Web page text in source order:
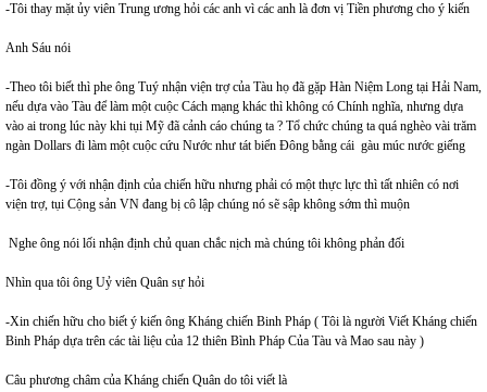
-Tôi thay mặt ủy viên Trung ương hỏi các anh vì các anh là đơn vị Tiền phương cho ý kiến
Anh Sáu nói
-Theo tôi biết thì phe ông Tuý nhận viện trợ của Tàu họ đã gặp Hàn Niệm Long tại Hải Nam,
nếu dựa vào Tàu để làm một cuộc Cách mạng khác thì không có Chính nghĩa, nhưng dựa
vào ai trong lúc này khi tụi Mỹ đã cảnh cáo chúng ta ? Tổ chức chúng ta quá nghèo vài trăm
ngàn Dollars đi làm một cuộc cứu Nước như tát biển Đông bằng cái gàu múc nước giếng
-Tôi đồng ý với nhận định của chiến hữu nhưng phải có một thực lực thì tất nhiên có nơi
viện trợ, tụi Cộng sản VN đang bị cô lập chúng nó sẽ sập không sớm thì muộn
Nghe ông nói lối nhận định chủ quan chắc nịch mà chúng tôi không phản đối
Nhìn qua tôi ông Uỷ viên Quân sự hỏi
-Xin chiến hữu cho biết ý kiến ông Kháng chiến Binh Pháp ( Tôi là người Viết Kháng chiến
Binh Pháp dựa trên các tài liệu của 12 thiên Bình Pháp Của Tàu và Mao sau này )
Câu phương châm của Kháng chiến Quân do tôi viết là